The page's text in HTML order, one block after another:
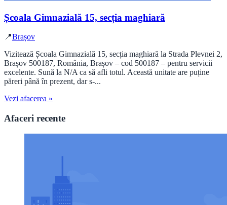
Școala Gimnazială 15, secția maghiară
📍Brașov
Vizitează Școala Gimnazială 15, secția maghiară la Strada Plevnei 2,
Brașov 500187, România, Brașov – cod 500187 – pentru servicii
excelente. Sună la N/A ca să afli totul. Această unitate are puține
păreri până în prezent, dar s-...
Vezi afacerea »
Afaceri recente